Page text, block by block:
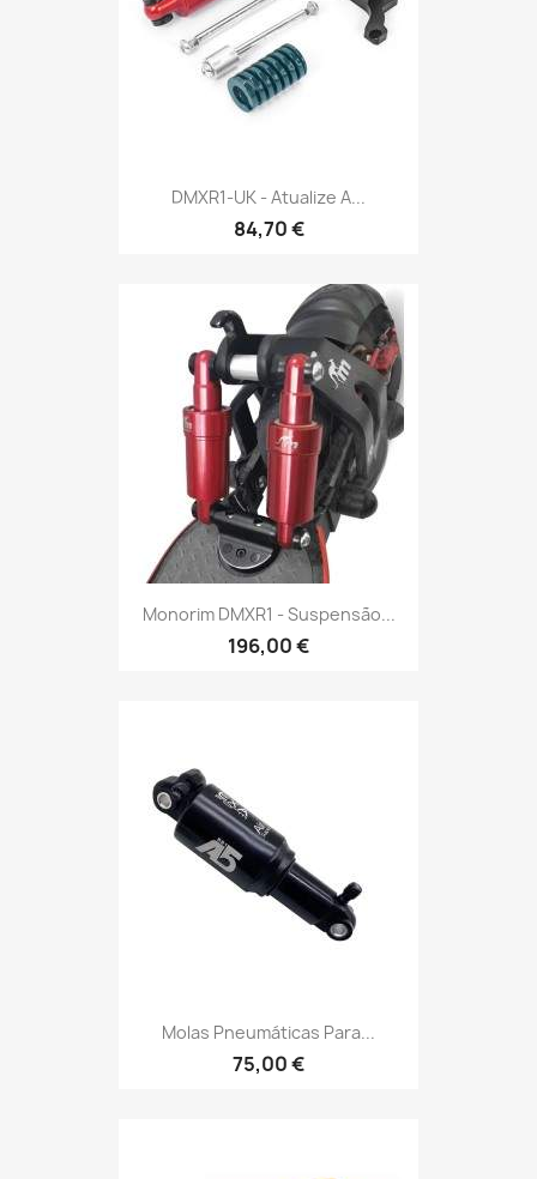
DMXR1-UK - Atualize A...
84,70 €
Monorim DMXR1 - Suspensão...
196,00 €
Molas Pneumáticas Para...
75,00 €